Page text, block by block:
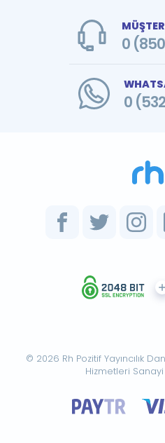
0
0
© 2026 Rh Pozitif Yayıncılık
Hizmetleri Sanayi